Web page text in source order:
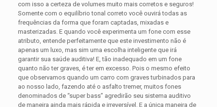
com isso a certeza de volumes muito mais corretos e seguros!
Somente com o equilíbrio tonal correto você ouvirá todas as
frequências da forma que foram captadas, mixadas e
masterizadas. E quando você experimenta um fone com esse
atributo, entende perfeitamente que este investimento não é
apenas um luxo, mas sim uma escolha inteligente que irá
garantir sua saúde auditiva! E, tão inadequado em um fone
quanto não ter graves, é ter em excesso. Pois o mesmo efeito
que observamos quando um carro com graves turbinados para
ao nosso lado, fazendo até o asfalto tremer, muitos fones
denominados de “super bass” agredirão seu sistema auditivo
de maneira ainda mais rápida e irreversível. E a única maneira de